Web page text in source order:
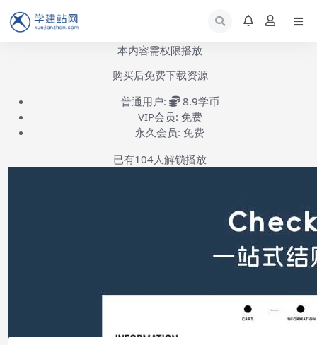
本内容需权限播放
购买后免费下载资源
普通用户:
8.9学币
VIP会员: 免费
永久会员: 免费
已有104人解锁播放
(共2集)